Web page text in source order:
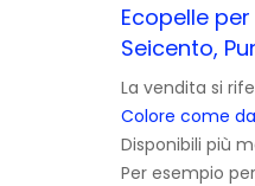
Ecopelle
Seicento,
La vendita si
Colore come
Disponibili più
Per esempio